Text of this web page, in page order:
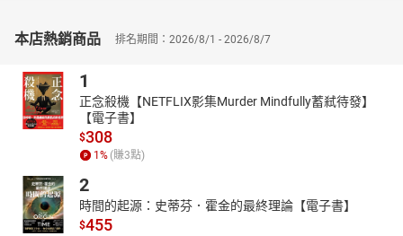
本店熱銷商品 排名期間：2026/8/1 - 2026/8/7
1
正念殺機【NETFLIX影集Murder Mindfully蓄弒待發】
【電子書】
$308
1% (賺3點)
2
時間的起源：史蒂芬．霍金的最終理論【電子書】
$455